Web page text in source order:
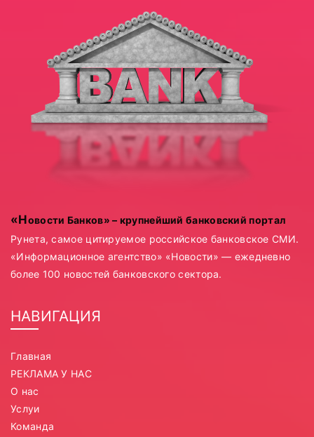
«Новости Банков» – крупнейший банковский портал
Рунета, самое цитируемое российское банковское СМИ.
«Информационное агентство» «Новости» — ежедневно
более 100 новостей банковского сектора.
НАВИГАЦИЯ
Главная
РЕКЛАМА У НАС
О нас
Услуи
Команда